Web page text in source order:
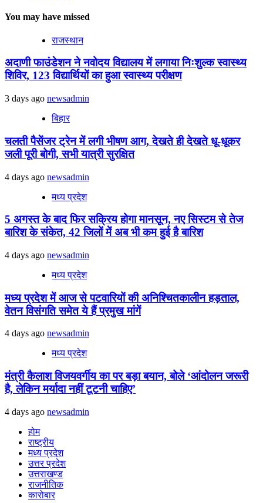
You may have missed
राजस्थान
अदाणी फाउंडेशन ने नवोदय विद्यालय में लगाया निःशुल्क स्वास्थ्य
शिविर, 123 विद्यार्थियों का हुआ स्वास्थ्य परीक्षण
3 days ago newsadmin
बिहार
चलती पैसेंजर ट्रेन में लगी भीषण आग, देखते ही देखते धू-धूकर
जली पूरी बोगी, सभी यात्री सुरक्षित
4 days ago newsadmin
मध्य प्रदेश
5 अगस्त के बाद फिर सक्रिय होगा मानसून, नए सिस्टम से तेज
बारिश के संकेत, 42 जिलों में अब भी कम हुई है बारिश
4 days ago newsadmin
मध्य प्रदेश
मध्य प्रदेश में आज से पटवारियों की अनिश्चितकालीन हड़ताल,
वेतन विसंगति समेत ये हैं प्रमुख मांगें
4 days ago newsadmin
मध्य प्रदेश
मंत्री कैलाश विजयवर्गीय का पर बड़ा बयान, बोले ‘आंदोलन जरूरी
है, लेकिन मर्यादा नहीं टूटनी चाहिए’
4 days ago newsadmin
होम
राष्ट्रीय
मध्य प्रदेश
उत्तर प्रदेश
उत्तराखण्ड
राजनीतिक
कारोबार